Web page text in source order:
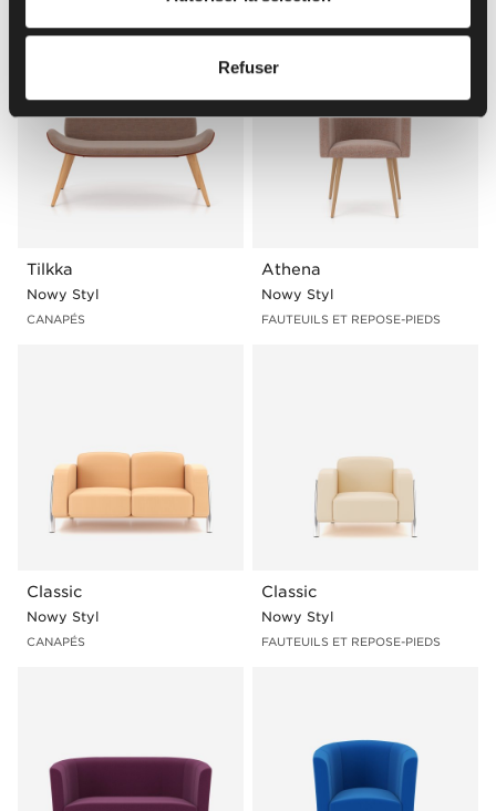
Refuser
Tilkka
Nowy Styl
CANAPÉS
Athena
Nowy Styl
FAUTEUILS ET REPOSE-PIEDS
Classic
Nowy Styl
CANAPÉS
Classic
Nowy Styl
FAUTEUILS ET REPOSE-PIEDS